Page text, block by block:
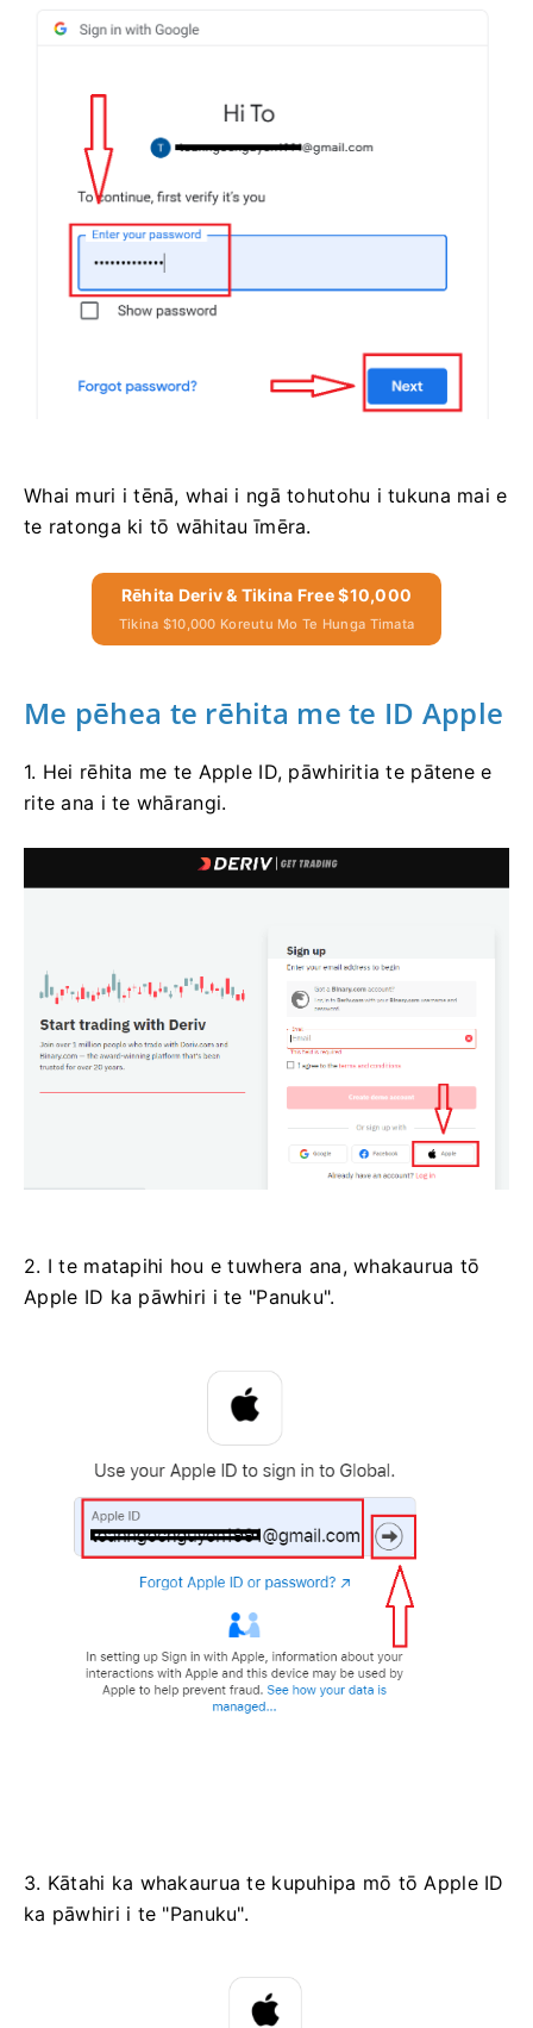
Whai muri i tēnā, whai i ngā tohutohu i tukuna mai e
te ratonga ki tō wāhitau īmēra.
Rēhita Deriv & Tikina Free $10,000
Tikina $10,000 Koreutu Mo Te Hunga Timata
Me pēhea te rēhita me te ID Apple
1. Hei rēhita me te Apple ID, pāwhiritia te pātene e
rite ana i te whārangi.
2. I te matapihi hou e tuwhera ana, whakaurua tō
Apple ID ka pāwhiri i te "Panuku".
3. Kātahi ka whakaurua te kupuhipa mō tō Apple ID
ka pāwhiri i te "Panuku".